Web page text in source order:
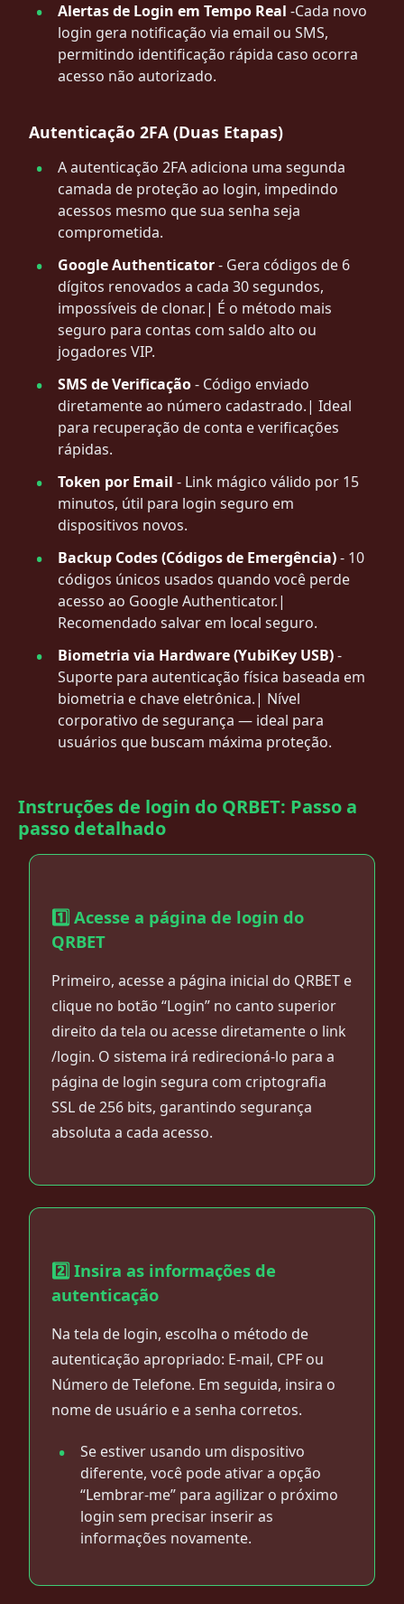
Alertas de Login em Tempo Real -Cada novo
login gera notificação via email ou SMS,
permitindo identificação rápida caso ocorra
acesso não autorizado.
Autenticação 2FA (Duas Etapas)
A autenticação 2FA adiciona uma segunda
camada de proteção ao login, impedindo
acessos mesmo que sua senha seja
comprometida.
Google Authenticator- Gera códigos de 6
dígitos renovados a cada 30 segundos,
impossíveis de clonar.| É o método mais
seguro para contas com saldo alto ou
jogadores VIP.
SMS de Verificação- Código enviado
diretamente ao número cadastrado.| Ideal
para recuperação de conta e verificações
rápidas.
Token por Email - Link mágico válido por 15
minutos, útil para login seguro em
dispositivos novos.
Backup Codes (Códigos de Emergência)- 10
códigos únicos usados quando você perde
acesso ao Google Authenticator.|
Recomendado salvar em local seguro.
Biometria via Hardware (YubiKey USB)-
Suporte para autenticação física baseada em
biometria e chave eletrônica.| Nível
corporativo de segurança — ideal para
usuários que buscam máxima proteção.
Instruções de login do QRBET: Passo a
passo detalhado
1️⃣ Acesse a página de login do
QRBET
Primeiro, acesse a página inicial do QRBET e
clique no botão “Login” no canto superior
direito da tela ou acesse diretamente o link
/login. O sistema irá redirecioná-lo para a
página de login segura com criptografia
SSL de 256 bits, garantindo segurança
absoluta a cada acesso.
2️⃣ Insira as informações de
autenticação
Na tela de login, escolha o método de
autenticação apropriado: E-mail, CPF ou
Número de Telefone. Em seguida, insira o
nome de usuário e a senha corretos.
Se estiver usando um dispositivo
diferente, você pode ativar a opção
“Lembrar-me” para agilizar o próximo
login sem precisar inserir as
informações novamente.